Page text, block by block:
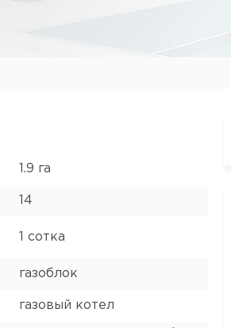
1.9 га
14
1 сотка
газоблок
газовый котел